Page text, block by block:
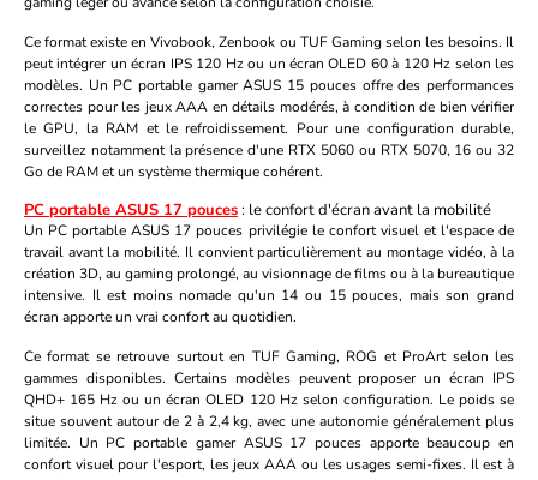
Ce format existe en Vivobook, Zenbook ou TUF Gaming selon les besoins. Il
peut intégrer un écran IPS 120 Hz ou un écran OLED 60 à 120 Hz selon les
modèles. Un PC portable gamer ASUS 15 pouces offre des performances
correctes pour les jeux AAA en détails modérés, à condition de bien vérifier
le GPU, la RAM et le refroidissement. Pour une configuration durable,
surveillez notamment la présence d'une RTX 5060 ou RTX 5070, 16 ou 32
Go de RAM et un système thermique cohérent.
PC portable ASUS 17 pouces: le confort d'écran avant la mobilité
Un PC portable ASUS 17 pouces privilégie le confort visuel et l'espace de
travail avant la mobilité. Il convient particulièrement au montage vidéo, à la
création 3D, au gaming prolongé, au visionnage de films ou à la bureautique
intensive. Il est moins nomade qu'un 14 ou 15 pouces, mais son grand
écran apporte un vrai confort au quotidien.
Ce format se retrouve surtout en TUF Gaming, ROG et ProArt selon les
gammes disponibles. Certains modèles peuvent proposer un écran IPS
QHD+ 165 Hz ou un écran OLED 120 Hz selon configuration. Le poids se
situe souvent autour de 2 à 2,4 kg, avec une autonomie généralement plus
limitée. Un PC portable gamer ASUS 17 pouces apporte beaucoup en
confort visuel pour l'esport, les jeux AAA ou les usages semi-fixes. Il est à